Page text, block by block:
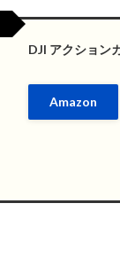
DJI アクション
Amazon